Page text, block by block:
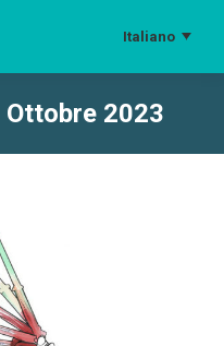
Italiano
Ottobre 2023